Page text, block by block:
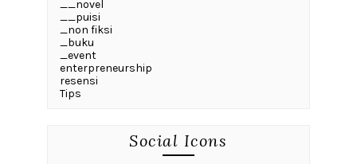
__novel
__puisi
_non fiksi
_buku
_event
enterpreneurship
resensi
Tips
Social Icons